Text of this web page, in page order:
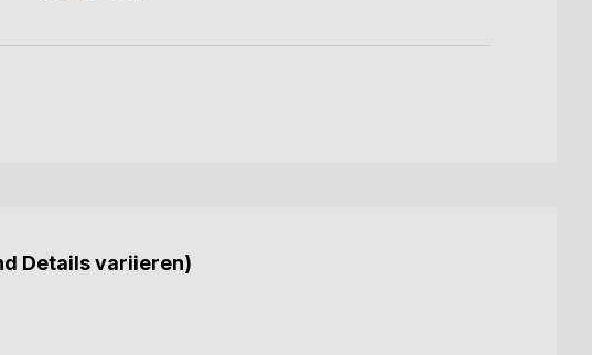
Details variieren)